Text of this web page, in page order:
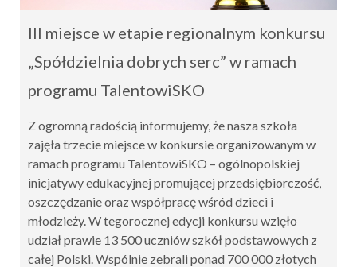
III miejsce w etapie regionalnym konkursu
„Spółdzielnia dobrych serc” w ramach
programu TalentowiSKO
Z ogromną radością informujemy, że nasza szkoła
zajęła trzecie miejsce w konkursie organizowanym w
ramach programu TalentowiSKO – ogólnopolskiej
inicjatywy edukacyjnej promującej przedsiębiorczość,
oszczędzanie oraz współpracę wśród dzieci i
młodzieży. W tegorocznej edycji konkursu wzięło
udział prawie 13 500 uczniów szkół podstawowych z
całej Polski. Wspólnie zebrali ponad 700 000 złotych